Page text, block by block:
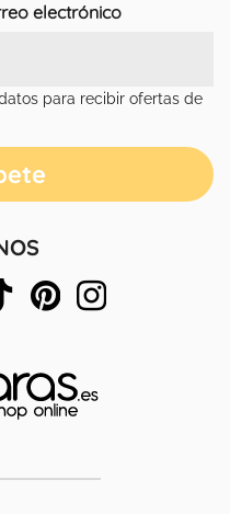
electrónico
para recibir ofertas de